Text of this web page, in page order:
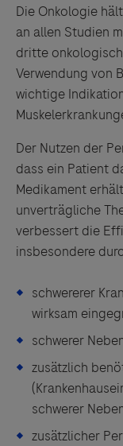
Die Onkologie
an allen Studien
dritte
Verwendung von
wichtige
Der Nutzen der
dass ein Patient
Medikament
unverträgliche
verbessert die
insbesondere
schwererer
wirksam
schwerer
zusätzlich
schwerer
zusätzlicher